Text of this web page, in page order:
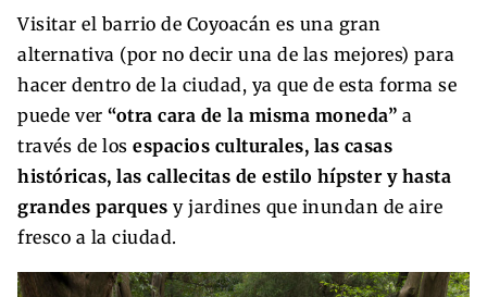
Visitar el barrio de Coyoacán es una gran
alternativa (por no decir una de las mejores) para
hacer dentro de la ciudad, ya que de esta forma se
puede ver “otra cara de la misma moneda” a
través de los espacios culturales, las casas
históricas, las callecitas de estilo hípster y hasta
grandes parques y jardines que inundan de aire
fresco a la ciudad.